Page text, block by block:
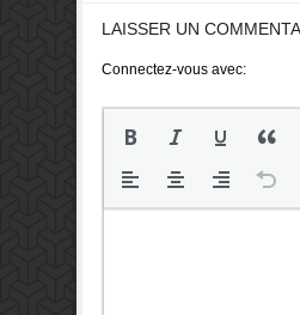
LAISSER UN
Connectez-vous avec: